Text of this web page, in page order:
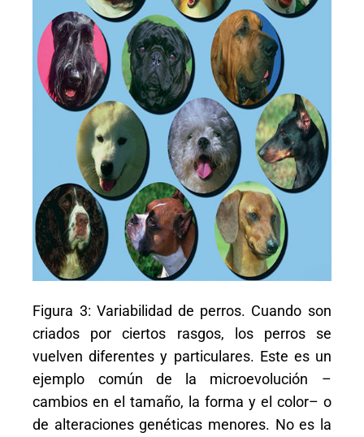
Figura 3: Variabilidad de perros. Cuando son
criados por ciertos rasgos, los perros se
vuelven diferentes y particulares. Este es un
ejemplo común de la microevolución –
cambios en el tamaño, la forma y el color– o
de alteraciones genéticas menores. No es la